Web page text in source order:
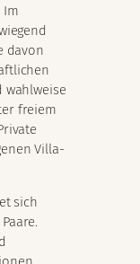
Im
davon
wahlweise
freiem
Villa-
sich